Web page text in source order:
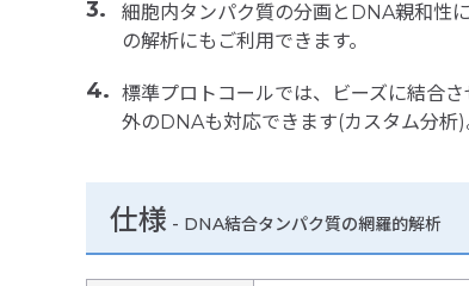
細胞内タンパク質の分画とDNA親和性
の解析にもご利用できます。
標準プロトコールでは、ビーズに結合
外のDNAも対応できます(カスタム分析)
仕様 - DNA結合タンパク質の網羅的解析